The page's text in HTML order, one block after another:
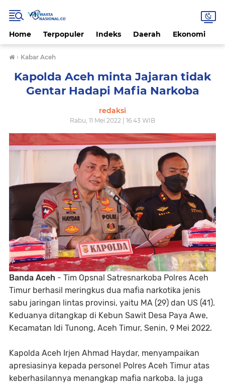
Home Terpopuler Indeks Daerah Ekonomi
› Kabar Aceh
Kapolda Aceh minta Jajaran tidak
Gentar Hadapi Mafia Narkoba
redaksi
Rabu, 11 Mei 2022 | 16.43 WIB
Banda Aceh - Tim Opsnal Satresnarkoba Polres Aceh
Timur berhasil meringkus dua mafia narkotika jenis
sabu jaringan lintas provinsi, yaitu MA (29) dan US (41).
Keduanya ditangkap di Kebun Sawit Desa Paya Awe,
Kecamatan Idi Tunong, Aceh Timur, Senin, 9 Mei 2022.
Kapolda Aceh Irjen Ahmad Haydar, menyampaikan
apresiasinya kepada personel Polres Aceh Timur atas
keberhasilannya menangkap mafia narkoba. Ia juga